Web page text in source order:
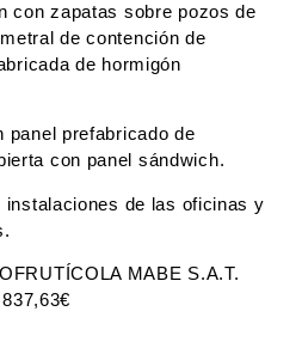
con zapatas sobre pozos de
de contención de
de hormigón
panel prefabricado de
con panel sándwich.
instalaciones de las oficinas y
MABE S.A.T.